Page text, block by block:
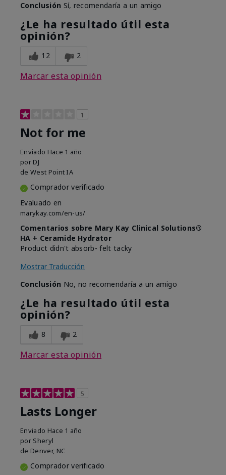
Conclusión Sí, recomendaría a un amigo
¿Le ha resultado útil esta
opinión?
12 2
Marcar esta opinión
1
Not for me
Enviado Hace 1 año
por DJ
de West Point IA
Comprador verificado
Evaluado en
marykay.com/en-us/
Comentarios sobre Mary Kay Clinical Solutions®
HA + Ceramide Hydrator
Product didn't absorb- felt tacky
Mostrar Traducción
Conclusión No, no recomendaría a un amigo
¿Le ha resultado útil esta
opinión?
8 2
Marcar esta opinión
5
Lasts Longer
Enviado Hace 1 año
por Sheryl
de Denver, NC
Comprador verificado